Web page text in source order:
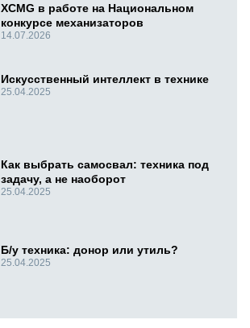
XCMG в работе на Национальном
конкурсе механизаторов
14.07.2026
Искусственный интеллект в технике
25.04.2025
Как выбрать самосвал: техника под
задачу, а не наоборот
25.04.2025
Б/у техника: донор или утиль?
25.04.2025